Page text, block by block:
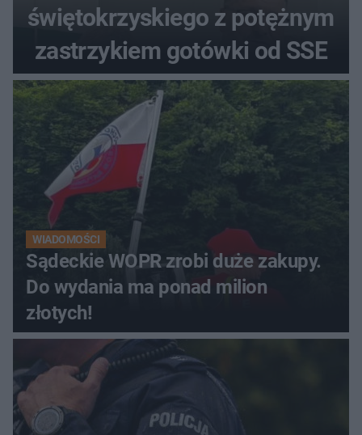
świętokrzyskiego z potężnym
zastrzykiem gotówki od SSE
WIADOMOŚCI
Sądeckie WOPR zrobi duże zakupy.
Do wydania ma ponad milion
złotych!